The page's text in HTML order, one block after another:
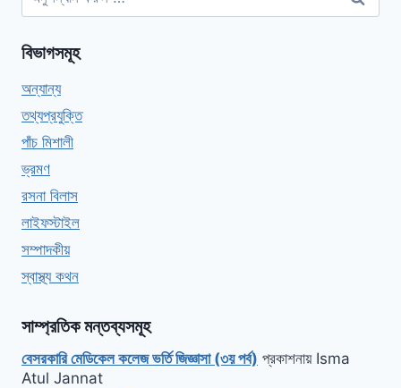
বিভাগসমূহ
অন্যান্য
তথ্যপ্রযুক্তি
পাঁচ মিশালী
ভ্রমণ
রসনা বিলাস
লাইফস্টাইল
সম্পাদকীয়
স্বাস্থ্য কথন
সাম্প্রতিক মন্তব্যসমূহ
বেসরকারি মেডিকেল কলেজ ভর্তি জিজ্ঞাসা (৩য় পর্ব) প্রকাশনায় Isma
Atul Jannat